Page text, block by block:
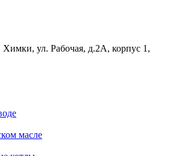
Химки, ул. Рабочая, д.2А, корпус 1,
масле